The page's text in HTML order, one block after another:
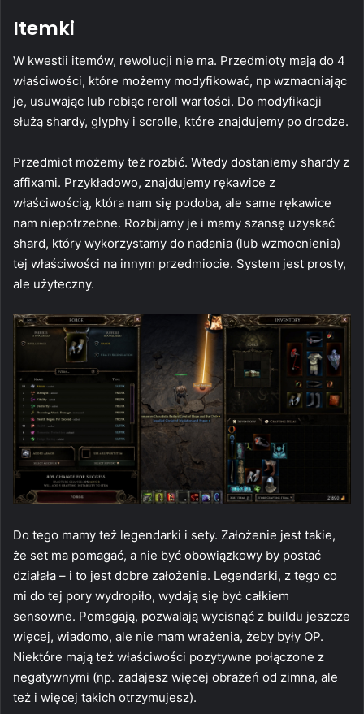
Itemki
W kwestii itemów, rewolucji nie ma. Przedmioty mają do 4
właściwości, które możemy modyfikować, np wzmacniając
je, usuwając lub robiąc reroll wartości. Do modyfikacji
służą shardy, glyphy i scrolle, które znajdujemy po drodze.
Przedmiot możemy też rozbić. Wtedy dostaniemy shardy z
affixami. Przykładowo, znajdujemy rękawice z
właściwością, która nam się podoba, ale same rękawice
nam niepotrzebne. Rozbijamy je i mamy szansę uzyskać
shard, który wykorzystamy do nadania (lub wzmocnienia)
tej właściwości na innym przedmiocie. System jest prosty,
ale użyteczny.
Do tego mamy też legendarki i sety. Założenie jest takie,
że set ma pomagać, a nie być obowiązkowy by postać
działała – i to jest dobre założenie. Legendarki, z tego co
mi do tej pory wydropiło, wydają się być całkiem
sensowne. Pomagają, pozwalają wycisnąć z buildu jeszcze
więcej, wiadomo, ale nie mam wrażenia, żeby były OP.
Niektóre mają też właściwości pozytywne połączone z
negatywnymi (np. zadajesz więcej obrażeń od zimna, ale
też i więcej takich otrzymujesz).